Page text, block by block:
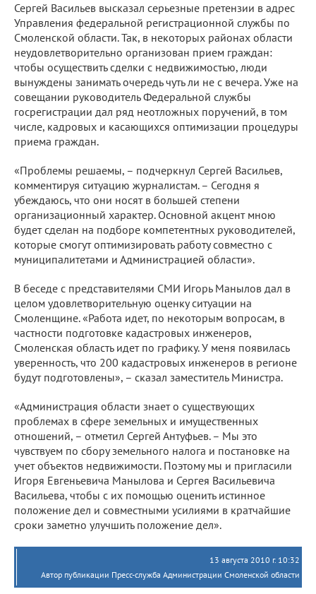
Сергей Васильев высказал серьезные претензии в адрес
Управления федеральной регистрационной службы по
Смоленской области. Так, в некоторых районах области
неудовлетворительно организован прием граждан:
чтобы осуществить сделки с недвижимостью, люди
вынуждены занимать очередь чуть ли не с вечера. Уже на
совещании руководитель Федеральной службы
госрегистрации дал ряд неотложных поручений, в том
числе, кадровых и касающихся оптимизации процедуры
приема граждан.
«Проблемы решаемы, – подчеркнул Сергей Васильев,
комментируя ситуацию журналистам. – Сегодня я
убеждаюсь, что они носят в большей степени
организационный характер. Основной акцент мною
будет сделан на подборе компетентных руководителей,
которые смогут оптимизировать работу совместно с
муниципалитетами и Администрацией области».
В беседе с представителями СМИ Игорь Манылов дал в
целом удовлетворительную оценку ситуации на
Смоленщине. «Работа идет, по некоторым вопросам, в
частности подготовке кадастровых инженеров,
Смоленская область идет по графику. У меня появилась
уверенность, что 200 кадастровых инженеров в регионе
будут подготовлены», – сказал заместитель Министра.
«Администрация области знает о существующих
проблемах в сфере земельных и имущественных
отношений, – отметил Сергей Антуфьев. – Мы это
чувствуем по сбору земельного налога и постановке на
учет объектов недвижимости. Поэтому мы и пригласили
Игоря Евгеньевича Манылова и Сергея Васильевича
Васильева, чтобы с их помощью оценить истинное
положение дел и совместными усилиями в кратчайшие
сроки заметно улучшить положение дел».
13 августа 2010 г. 10:32
Автор публикации Пресс-служба Администрации Смоленской области